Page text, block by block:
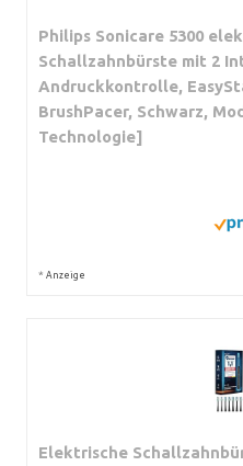
Philips Sonicare 5300
Schallzahnbürste mit 2
Andruckkontrolle,
BrushPacer, Schwarz,
Technologie]
* Anzeige
Elektrische